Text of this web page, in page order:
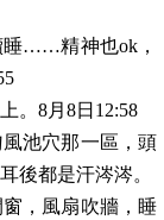
……精神也ok，
。8月8日12:58
池穴那一區，頭
後都是汗涔涔。
，風扇吹牆，睡